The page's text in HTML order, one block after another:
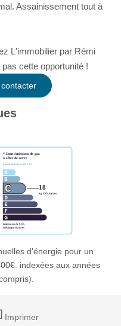
Assainissement tout à
L'immobilier par Rémi
cette opportunité !
d'énergie pour un
indexées aux années
Imprimer